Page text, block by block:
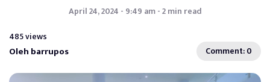
April 24, 2024 - 9:49 am - 2 min read
485 views
Oleh barrupos Comment: 0